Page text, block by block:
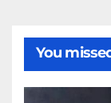
You